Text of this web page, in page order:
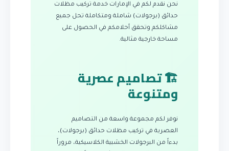
نحن نقدم لكم في الإمارات خدمة تركيب مظلات
حدائق (برجولات) شاملة ومتكاملة تحل جميع
مشاكلكم وتحقق أحلامكم في الحصول على
مساحة خارجية مثالية.
🏗️ تصاميم عصرية
ومتنوعة
نوفر لكم مجموعة واسعة من التصاميم
العصرية في تركيب مظلات حدائق (برجولات)،
بدءاً من البرجولات الخشبية الكلاسيكية، مروراً